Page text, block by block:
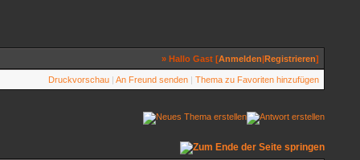
» Hallo Gast [Anmelden|Registrieren]
Druckvorschau | An Freund senden | Thema zu Favoriten hinzufügen